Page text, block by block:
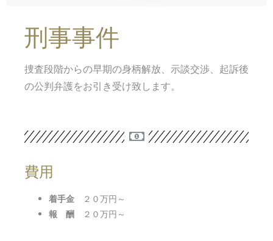
刑事事件
捜査段階からの早期の身柄解放、示談交渉、起訴後
の公判弁護をお引き受け致します。
費用
着手金 ２０万円～
報 酬 ２０万円～